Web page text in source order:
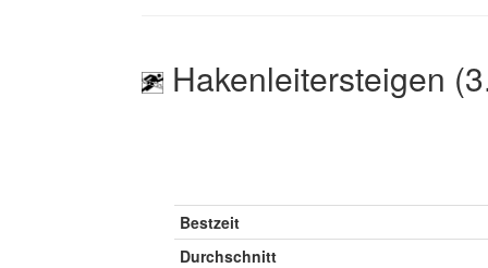
Hakenleitersteigen
Bestzeit
Durchschnitt